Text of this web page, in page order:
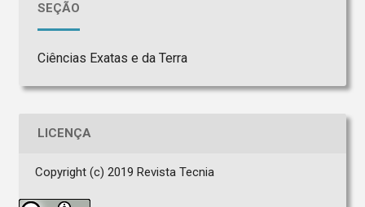
SEÇÃO
Ciências Exatas e da Terra
LICENÇA
Copyright (c) 2019 Revista Tecnia